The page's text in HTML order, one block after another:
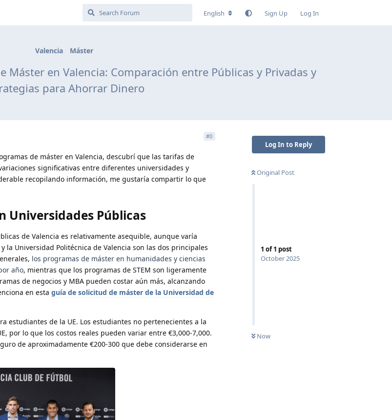
English Sign Up Log In
Valencia Máster
Máster en Valencia: Comparación entre Públicas y Privadas y
para Ahorrar Dinero
Log In to Reply
Original Post
1 of1 post
October 2025
Now
#0
de máster en Valencia, descubrí que las tarifas de
significativas entre diferentes universidades y
recopilando información, me gustaría compartir lo que
Universidades Públicas
de Valencia es relativamente asequible, aunque varía
la Universidad Politécnica de Valencia son las dos principales
los programas de máster en humanidades y ciencias
año, mientras que los programas de STEM son ligeramente
de negocios y MBA pueden costar aún más, alcanzando
en esta guía de solicitud de máster de la Universidad de
estudiantes de la UE. Los estudiantes no pertenecientes a la
por lo que los costos reales pueden variar entre €3,000-7,000.
de aproximadamente €200-300 que debe considerarse en